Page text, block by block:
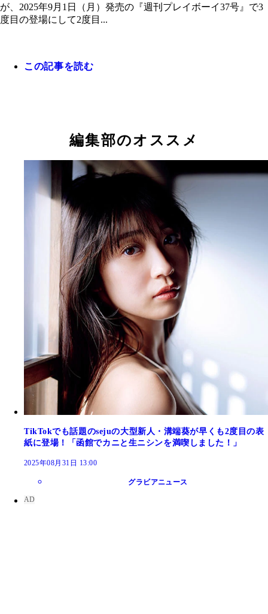
が、2025年9月1日（月）発売の『週刊プレイボーイ37号』で3
度目の登場にして2度目...
この記事を読む
編集部のオススメ
TikTokでも話題のsejuの大型新人・溝端葵が早くも2度目の表
紙に登場！「函館でカニと生ニシンを満喫しました！」
2025年08月31日 13:00
グラビアニュース